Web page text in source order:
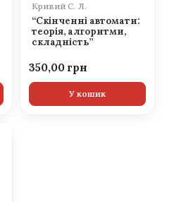
Кривий С. Л.
“Скінченні автомати:
теорія, алгоритми,
складність”
350,00
У кошик